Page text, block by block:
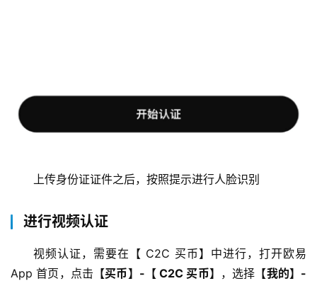
上传身份证证件之后，按照提示进行人脸识别
进行视频认证
视频认证，需要在【 C2C 买币】中进行，打开欧易
App 首页，点击 【买币】-【 C2C 买币】 ，选择 【我的】-